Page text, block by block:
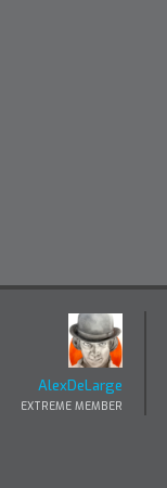
AlexDeLarge
EXTREME MEMBER